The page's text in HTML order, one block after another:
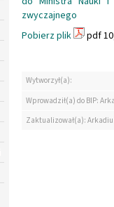
zwyczajnego
Pobierz plik
pdf
Wytworzył(a):
Wprowadził(a) do BIP:
Zaktualizował(a):